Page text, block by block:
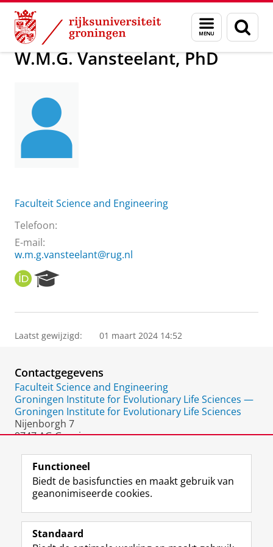
Skip
Content
Skip
Navigation
Menu
en
zoeken
Over ons W.M.G. Vansteelant, PhD
W.M.G. Vansteelant, PhD
Faculteit Science and Engineering
Telefoon:
E-mail:
w.m.g.vansteelant@rug.nl
O
R
I
e
r
P
o
r
t
a
l
Laatst gewijzigd: 01 maart 2024 14:52
Contactgegevens
Faculteit Science and Engineering
Groningen Institute for Evolutionary Life Sciences —
Groningen Institute for Evolutionary Life Sciences
Nijenborgh 7
9747 AG Groningen
Volg de RUG
F
a
L
i
R
S
I
n
Y
o
Functioneel
Biedt de basisfuncties en maakt gebruik van
geanonimiseerde cookies.
Standaard